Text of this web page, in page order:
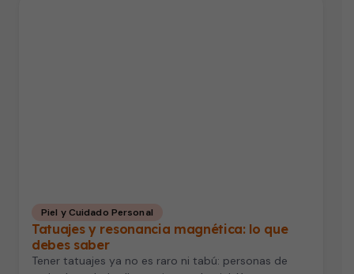
Piel y Cuidado Personal
Tatuajes y resonancia magnética: lo que
debes saber
Tener tatuajes ya no es raro ni tabú: personas de